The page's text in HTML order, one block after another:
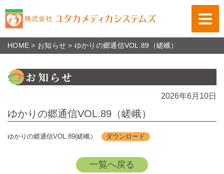
HOME > お知らせ > ゆかりの郷通信VOL.89（嵯峨）
お知らせ
2026年6月10日
ゆかりの郷通信VOL.89（嵯峨）
ゆかりの郷通信VOL.89(嵯峨） ダウンロード
一覧へ戻る